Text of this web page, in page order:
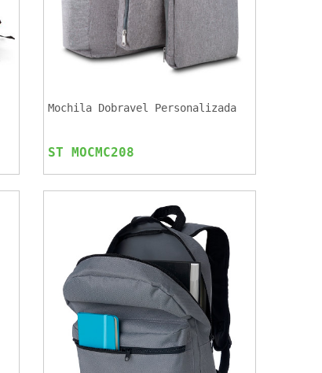
Mochila Dobravel Personalizada
ST MOCMC208